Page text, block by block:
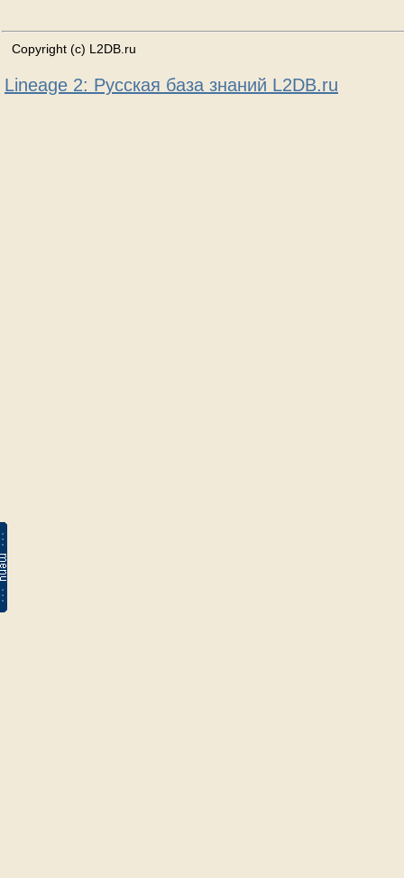
Copyright (c) L2DB.ru
Lineage 2: Русская база знаний L2DB.ru